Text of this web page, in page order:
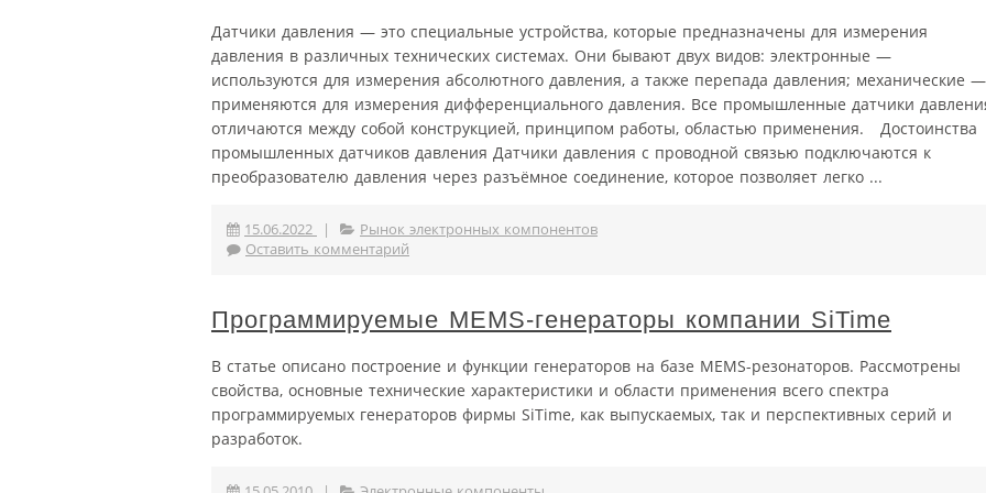
Датчики давления — это специальные устройства, которые предназначены для измерения
давления в различных технических системах. Они бывают двух видов: электронные —
используются для измерения абсолютного давления, а также перепада давления; механические —
применяются для измерения дифференциального давления. Все промышленные датчики
отличаются между собой конструкцией, принципом работы, областью применения. Достоинства
промышленных датчиков давления Датчики давления с проводной связью подключаются к
преобразователю давления через разъёмное соединение, которое позволяет легко ...
15.06.2022 |
Рынок электронных компонентов
Оставить комментарий
Программируемые MEMS-генераторы компании SiTime
В статье описано построение и функции генераторов на базе MEMS-резонаторов. Рассмотрены
свойства, основные технические характеристики и области применения всего спектра
программируемых генераторов фирмы SiTime, как выпускаемых, так и перспективных серий и
разработок.